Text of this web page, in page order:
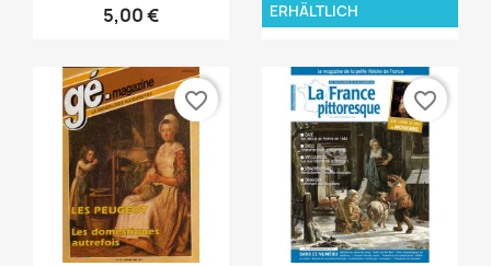
5,00 € 5,00 €
ERHÄLTLICH
favorite_border favorite_border